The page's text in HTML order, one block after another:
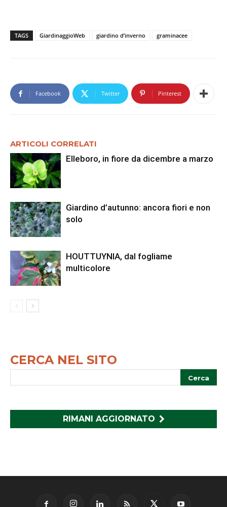
TAGS GiardinaggioWeb giardino d’inverno graminacee
Facebook Twitter Pinterest
ARTICOLI CORRELATI
Elleboro, in fiore da dicembre a marzo
Giardino d’autunno: ancora fiori e non
solo
HOUTTUYNIA, dal fogliame
multicolore
CERCA NEL SITO
RIMANI AGGIORNATO